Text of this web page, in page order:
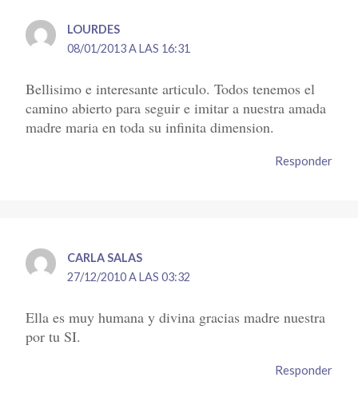
LOURDES
08/01/2013 A LAS 16:31
Bellisimo e interesante articulo. Todos tenemos el
camino abierto para seguir e imitar a nuestra amada
madre maria en toda su infinita dimension.
Responder
CARLA SALAS
27/12/2010 A LAS 03:32
Ella es muy humana y divina gracias madre nuestra
por tu SI.
Responder